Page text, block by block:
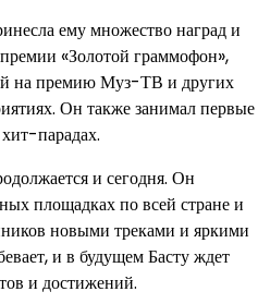
ему множество наград и
«Золотой граммофон»,
на премию Муз-ТВ и других
Он также занимал первые
парадах.
и сегодня. Он
площадках по всей стране и
новыми треками и яркими
и в будущем Басту ждет
и достижений.